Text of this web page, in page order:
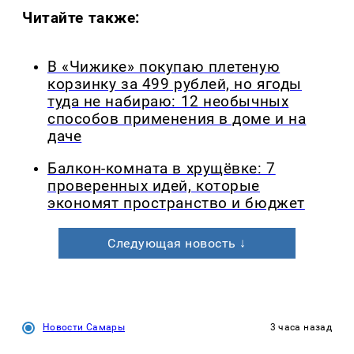
Читайте также:
В «Чижике» покупаю плетеную
корзинку за 499 рублей, но ягоды
туда не набираю: 12 необычных
способов применения в доме и на
даче
Балкон-комната в хрущёвке: 7
проверенных идей, которые
экономят пространство и бюджет
Следующая новость ↓
Новости Самары 3 часа назад